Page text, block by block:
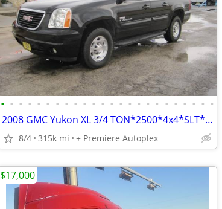
• • • • • • • • • • • • • • • • • • • • • • • •
2008 GMC Yukon XL 3/4 TON*2500*4x4*SLT*LOADED*NICE*SUPER CLEAN*LIKE NEW*RARE !!
8/4 315k mi + Premiere Autoplex
$17,000